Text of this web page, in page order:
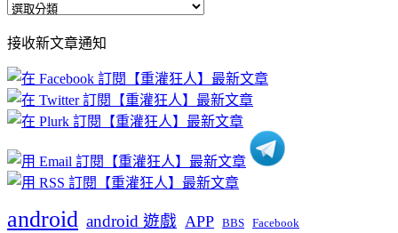
全
文
章
分
類
接收新文章通知
android android 遊戲 APP BBS Facebook